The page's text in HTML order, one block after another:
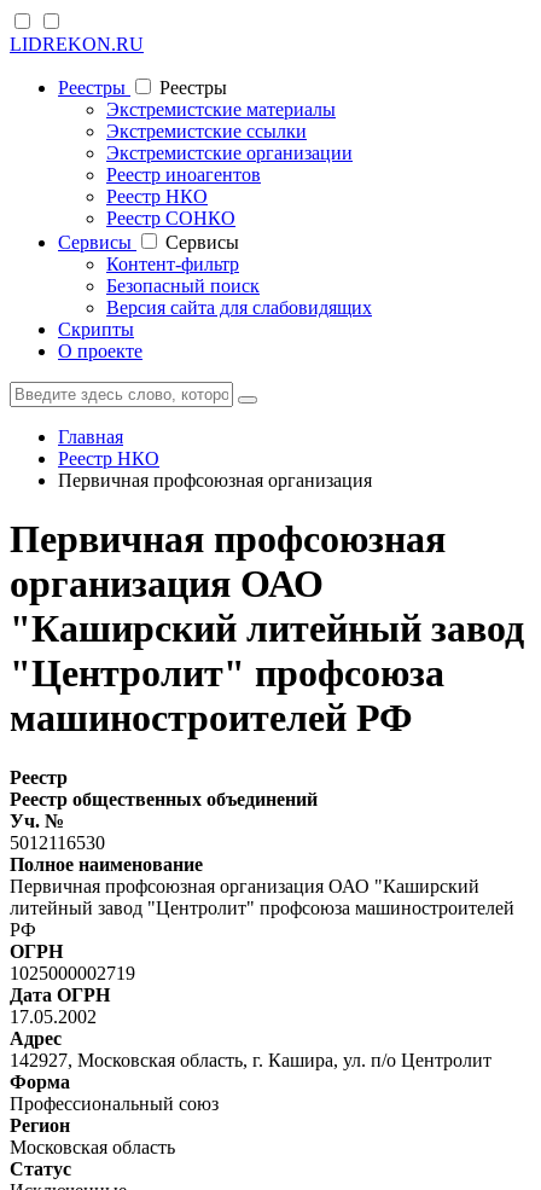
LIDREKON.RU
Реестры
Реестры
Экстремистские материалы
Экстремистские ссылки
Экстремистские организации
Реестр иноагентов
Реестр НКО
Реестр СОНКО
Cервисы
Cервисы
Контент-фильтр
Безопасный поиск
Версия сайта для слабовидящих
Скрипты
О проекте
Главная
Реестр НКО
Первичная профсоюзная организация
Первичная профсоюзная
организация ОАО
"Каширский литейный завод
"Центролит" профсоюза
машиностроителей РФ
Реестр
Реестр общественных объединений
Уч. №
5012116530
Полное наименование
Первичная профсоюзная организация ОАО "Каширский
литейный завод "Центролит" профсоюза машиностроителей
РФ
ОГРН
1025000002719
Дата ОГРН
17.05.2002
Адрес
142927, Московская область, г. Кашира, ул. п/о Центролит
Форма
Профессиональный союз
Регион
Московская область
Статус